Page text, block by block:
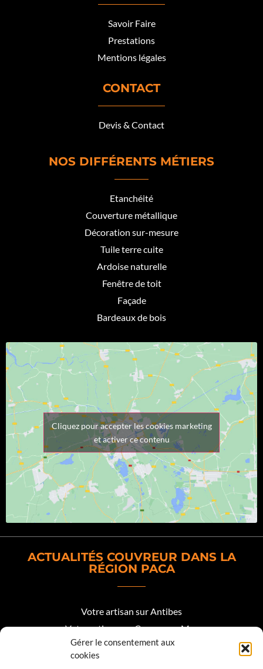
Gérer le consentement aux
cookies
Savoir Faire
Prestations
Mentions légales
CONTACT
Devis & Contact
NOS DIFFÉRENTS MÉTIERS
Etanchéité
Couverture métallique
Décoration sur-mesure
Tuile terre cuite
Ardoise naturelle
Fenêtre de toit
Façade
Bardeaux de bois
Cliquez pour accepter les cookies marketing
et activer ce contenu
ACTUALITÉS COUVREUR DANS LA
RÉGION PACA
Votre artisan sur Antibes
Votre artisan sur Cagnes sur Mer
Votre artisan sur Biot